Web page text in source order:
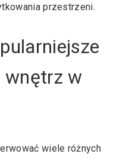
przestrzeni.
wnętrz w
wiele różnych